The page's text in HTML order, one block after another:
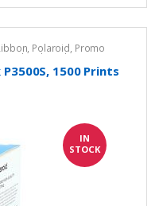
, Polaroid, Promo
Untuk Polaroid P3500S
1500 Prints
IN
STOCK